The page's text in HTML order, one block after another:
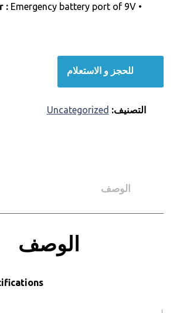
•
: Emergency battery port of 9V;
للحجز و الاستعلام
التصنيف: Uncategorized
الوصف
الوصف